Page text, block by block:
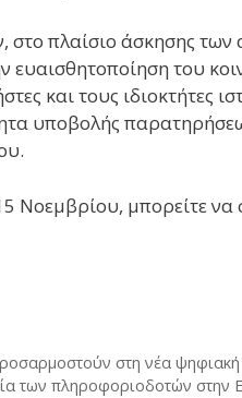
στο πλαίσιο άσκησης
ευαισθητοποίηση του
και τους ιδιοκτήτες
υποβολής
Νοεμβρίου, μπορείτε να
στη νέα ψηφιακή
των πληροφοριοδοτών στην